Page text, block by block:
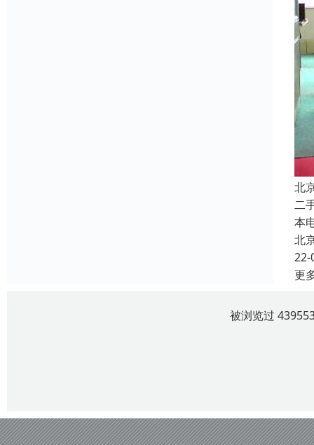
北
二
本
北
22-
更
被浏览过